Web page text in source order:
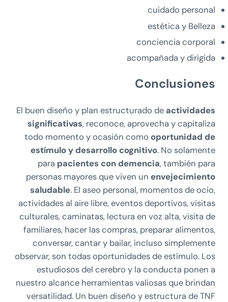
cuidado personal
estética y Belleza
conciencia corporal
acompañada y dirigida
Conclusiones
El buen diseño y plan estructurado de actividades
significativas, reconoce, aprovecha y capitaliza
todo momento y ocasión como oportunidad de
estímulo y desarrollo cognitivo. No solamente
para pacientes con demencia, también para
personas mayores que viven un envejecimiento
saludable. El aseo personal, momentos de ocio,
actividades al aire libre, eventos deportivos, visitas
culturales, caminatas, lectura en voz alta, visita de
familiares, hacer las compras, preparar alimentos,
conversar, cantar y bailar, incluso simplemente
observar, son todas oportunidades de estímulo. Los
estudiosos del cerebro y la conducta ponen a
nuestro alcance herramientas valiosas que brindan
versatilidad. Un buen diseño y estructura de TNF